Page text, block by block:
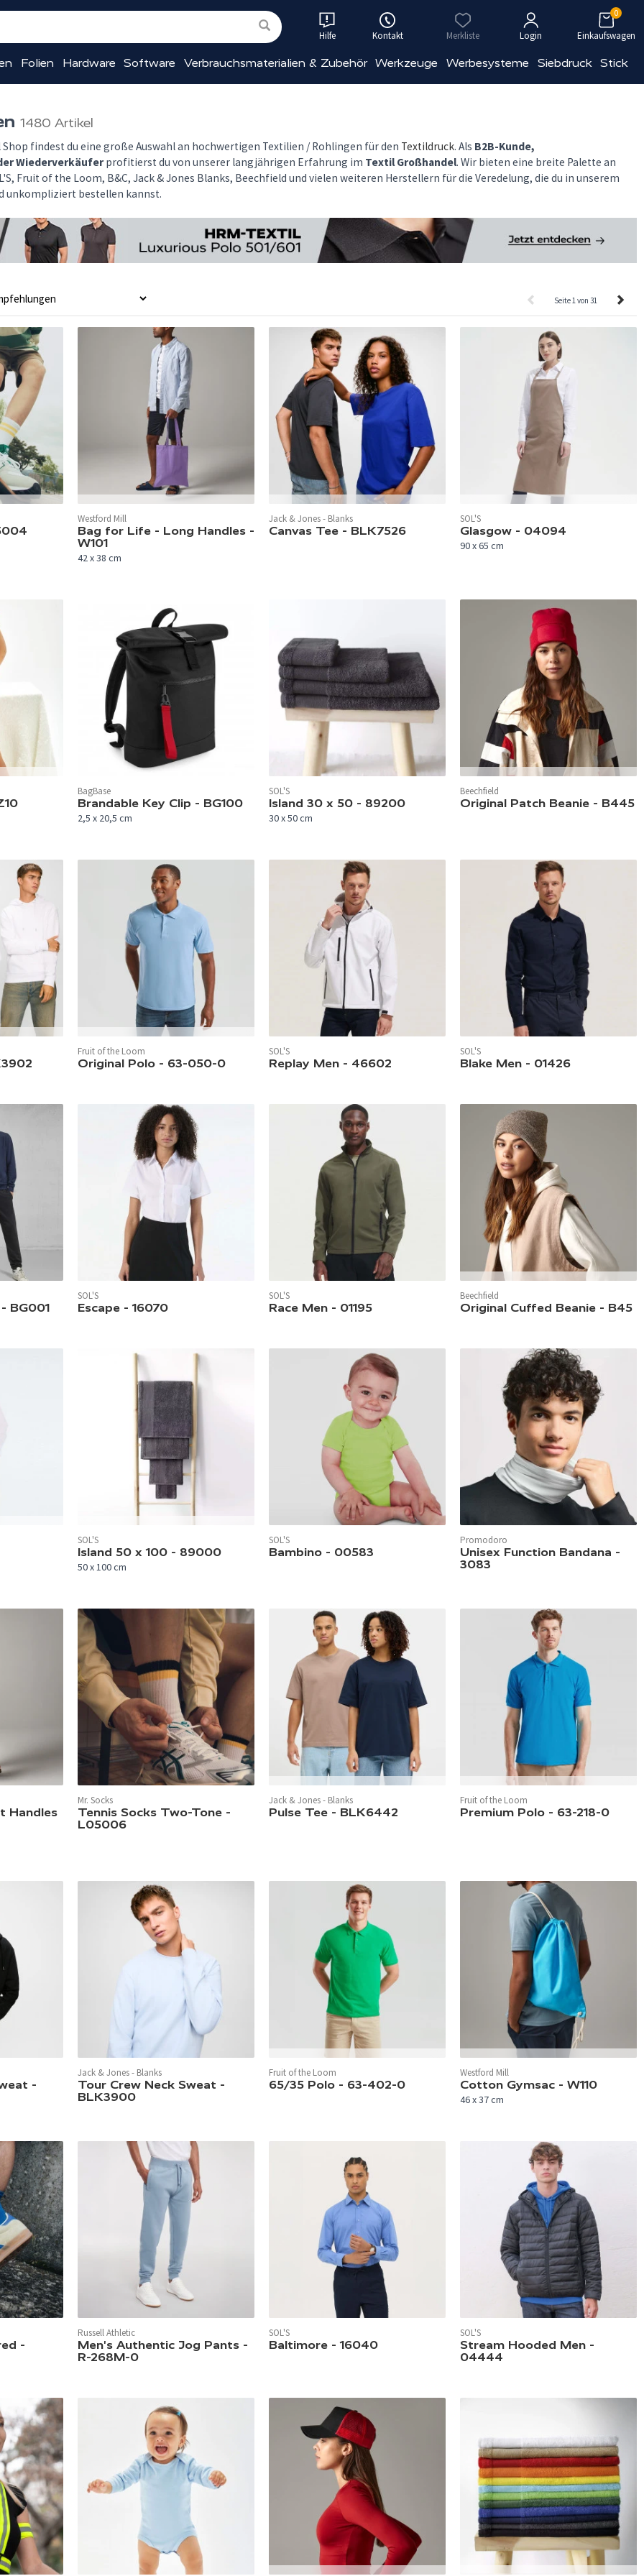
Hilfe Kontakt Merkliste Login Einkaufswagen
0
Folien Hardware Software Verbrauchsmaterialien & Zubehör Werkzeuge Werbesysteme Siebdruck Stick
1480 Artikel
findest du eine große Auswahl an hochwertigen Textilien / Rohlingen für den Textildruck. Als B2B-Kunde,
Wiederverkäuferprofitierst du von unserer langjährigen Erfahrung im Textil Großhandel. Wir bieten eine breite Palette an
Fruit of the Loom, B&C, Jack & Jones Blanks, Beechfield und vielen weiteren Herstellern für die Veredelung, die du in unserem
unkompliziert bestellen kannst.
Seite 1 von 31
In 48 Farben verfügbar.
Westford Mill
Bag for Life - Long Handles -
W101
42 x 38 cm
In 21 Farben verfügbar.
Jack & Jones - Blanks
Canvas Tee - BLK7526
In 12 Farben verfügbar.
SOL'S
Glasgow - 04094
90 x 65 cm
In 8 Farben verfügbar.
BagBase
Brandable Key Clip - BG100
2,5 x 20,5 cm
In 8 Farben verfügbar.
SOL'S
Island 30 x 50 - 89200
30 x 50 cm
In 16 Farben verfügbar.
Beechfield
Original Patch Beanie - B445
In 10 Farben verfügbar.
Fruit of the Loom
Original Polo - 63-050-0 In 6 Farben verfügbar.
SOL'S
Replay Men - 46602 In 3 Farben verfügbar.
SOL'S
Blake Men - 01426
BG001 In 3 Farben verfügbar.
SOL'S
Escape - 16070 In 5 Farben verfügbar.
SOL'S
Race Men - 01195
In 56 Farben verfügbar.
Beechfield
Original Cuffed Beanie - B45
In 12 Farben verfügbar.
SOL'S
Island 50 x 100 - 89000
50 x 100 cm
In 7 Farben verfügbar.
SOL'S
Bambino - 00583 In 4 Farben verfügbar.
Promodoro
Unisex Function Bandana -
3083
Handles
In 6 Farben verfügbar.
Mr. Socks
Tennis Socks Two-Tone -
L05006
In 9 Farben verfügbar.
Jack & Jones - Blanks
Pulse Tee - BLK6442
In 17 Farben verfügbar.
Fruit of the Loom
Premium Polo - 63-218-0
-
In 8 Farben verfügbar.
Jack & Jones - Blanks
Tour Crew Neck Sweat -
BLK3900
In 16 Farben verfügbar.
Fruit of the Loom
65/35 Polo - 63-402-0
In 27 Farben verfügbar.
Westford Mill
Cotton Gymsac - W110
46 x 37 cm
-
In 6 Farben verfügbar.
Russell Athletic
Men's Authentic Jog Pants -
R-268M-0
In 3 Farben verfügbar.
SOL'S
Baltimore - 16040 In 2 Farben verfügbar.
SOL'S
Stream Hooded Men -
04444